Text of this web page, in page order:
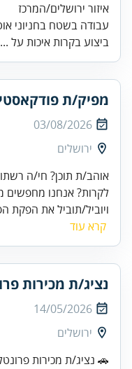
עבודה בשטח בחניוני
ביצוע בקרות איכות על ...
מפיק/ת
03/08/2026
ירושלים
אוהב/ת תוכן? חי/ה
לקרות? אנחנו
ויוביל/תוביל את הפקת
קרא עוד
נציג/ת מכירות
14/05/2026
ירושלים